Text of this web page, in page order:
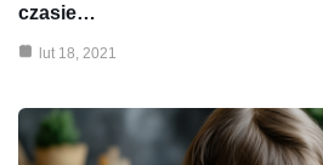
czasie…
lut 18, 2021